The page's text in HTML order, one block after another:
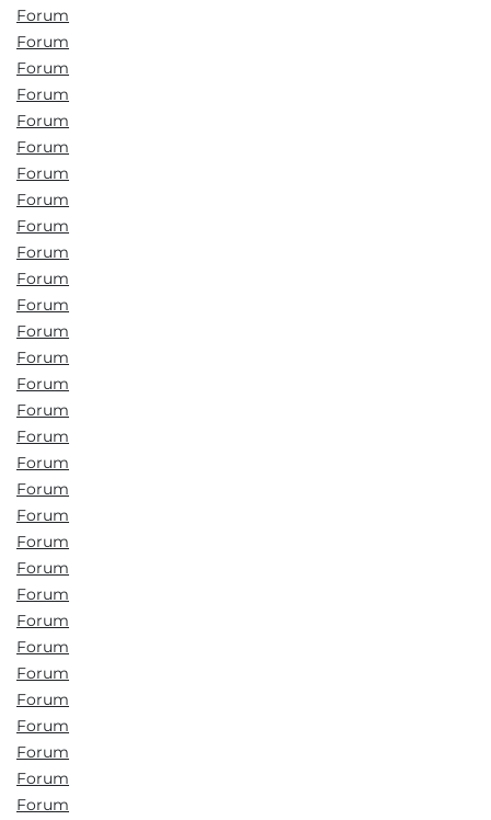
Forum
Forum
Forum
Forum
Forum
Forum
Forum
Forum
Forum
Forum
Forum
Forum
Forum
Forum
Forum
Forum
Forum
Forum
Forum
Forum
Forum
Forum
Forum
Forum
Forum
Forum
Forum
Forum
Forum
Forum
Forum